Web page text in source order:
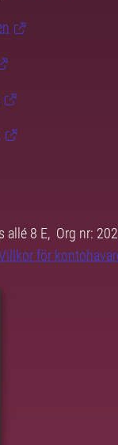
allé 8 E, Org nr:
för